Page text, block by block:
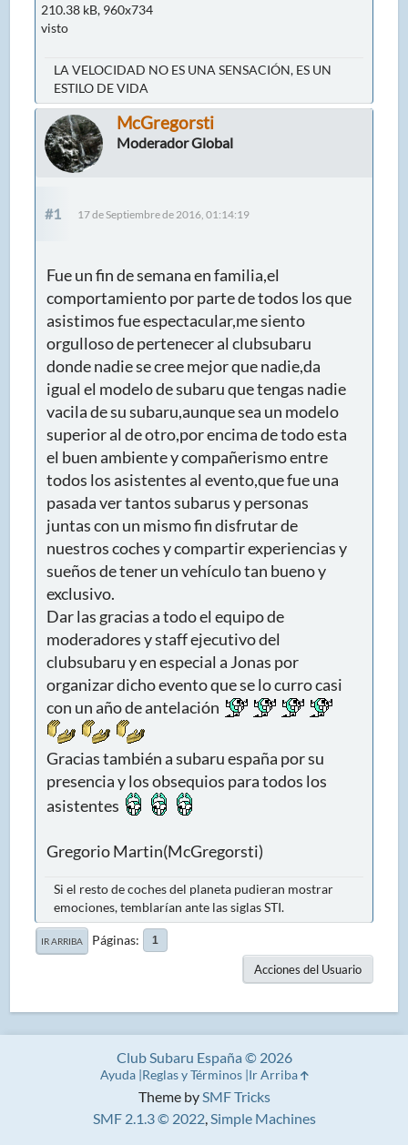
210.38 kB, 960x734
visto
LA VELOCIDAD NO ES UNA SENSACIÓN, ES UN
ESTILO DE VIDA
McGregorsti
Moderador Global
#1 17 de Septiembre de 2016, 01:14:19
Fue un fin de semana en familia,el
comportamiento por parte de todos los que
asistimos fue espectacular,me siento
orgulloso de pertenecer al clubsubaru
donde nadie se cree mejor que nadie,da
igual el modelo de subaru que tengas nadie
vacila de su subaru,aunque sea un modelo
superior al de otro,por encima de todo esta
el buen ambiente y compañerismo entre
todos los asistentes al evento,que fue una
pasada ver tantos subarus y personas
juntas con un mismo fin disfrutar de
nuestros coches y compartir experiencias y
sueños de tener un vehículo tan bueno y
exclusivo.
Dar las gracias a todo el equipo de
moderadores y staff ejecutivo del
clubsubaru y en especial a Jonas por
organizar dicho evento que se lo curro casi
con un año de antelación
Gracias también a subaru españa por su
presencia y los obsequios para todos los
asistentes
Gregorio Martin(McGregorsti)
Si el resto de coches del planeta pudieran mostrar
emociones, temblarían ante las siglas STI.
IR ARRIBA Páginas 1
Acciones del Usuario
Theme bySMF Tricks
SMF 2.1.3 © 2022,Simple Machines
Club Subaru España © 2026
Ayuda Reglas y Términos Ir Arriba